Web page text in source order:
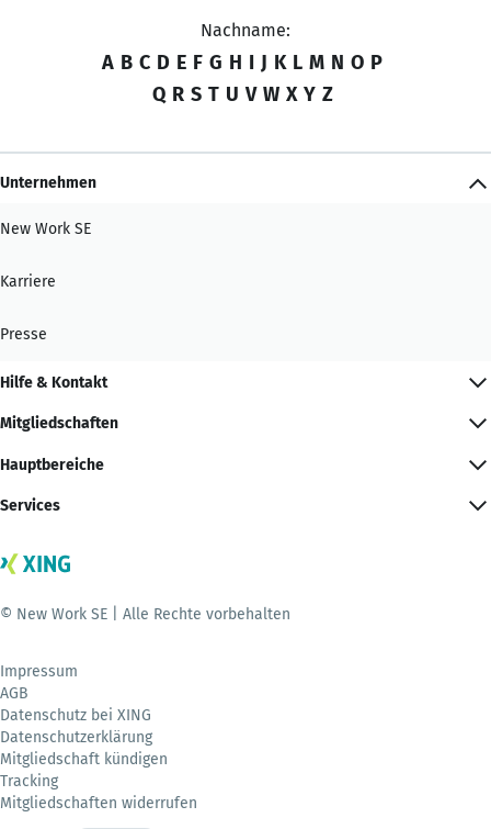
Nachname:
A B C D E F G H I J K L M N O P
Q R S T U V W X Y Z
Unternehmen
New Work SE
Karriere
Presse
Hilfe & Kontakt
Mitgliedschaften
Hauptbereiche
Services
© New Work SE | Alle Rechte vorbehalten
Impressum
AGB
Datenschutz bei XING
Datenschutzerklärung
Mitgliedschaft kündigen
Tracking
Mitgliedschaften widerrufen